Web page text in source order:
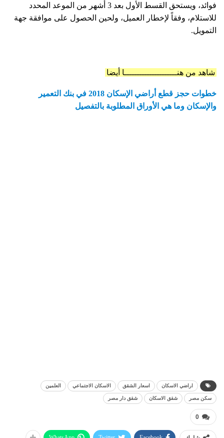
فوائد، ويستحق القسط الأول بعد 3 أشهر من الموعد المحدد
للاستلام، وفقاً لإخطار العميل، ولحين الحصول على موافقة جهة
التمويل.
شاهد من هنـــــــــــــــــــــا أيضا
خطوات حجز قطع أراضي الإسكان 2018 في بنك التعمير
والإسكان وما هي الأوراق المطلوبة بالتفصيل
اراضي الاسكان اسعار الشقق الاسكان الاجتماعي العلمين
سكن مصر شقق الاسكان شقق دار مصر
0